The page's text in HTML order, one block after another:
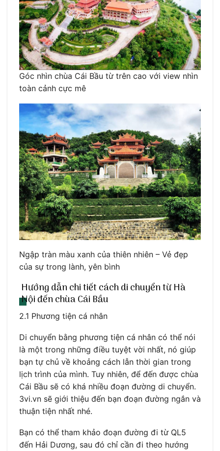
Góc nhìn chùa Cái Bầu từ trên cao với view nhìn
toàn cảnh cực mê
Ngập tràn màu xanh của thiên nhiên – Vẻ đẹp
của sự trong lành, yên bình
Hướng dẫn chi tiết cách di chuyển từ Hà
Nội đến chùa Cái Bầu
2.1 Phương tiện cá nhân
Di chuyển bằng phương tiện cá nhân có thể nói
là một trong những điều tuyệt vời nhất, nó giúp
bạn tự chủ về khoảng cách lẫn thời gian trong
lịch trình của mình. Tuy nhiên, để đến được chùa
Cái Bầu sẽ có khá nhiều đoạn đường di chuyển.
3vi.vn sẽ giới thiệu đến bạn đoạn đường ngắn và
thuận tiện nhất nhé.
Bạn có thể tham khảo đoạn đường đi từ QL5
đến Hải Dương, sau đó chỉ cần đi theo hướng